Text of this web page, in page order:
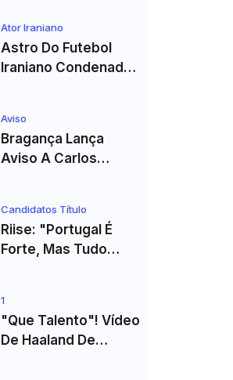
E Adversários
Confirmados
Ator Iraniano
Astro Do Futebol
Iraniano Condenado
Acusado De Estupro
E Sequestro
Aviso
Bragança Lança
Aviso A Carlos
O Sp. Braga
Candidatos Título
Riise: "Portugal É
Forte, Mas Tudo
Ronaldo"
1
"Que Talento"! Vídeo
De Haaland De